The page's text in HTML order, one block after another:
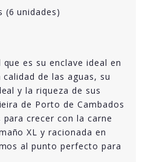
(6 unidades)
es su enclave ideal en
de las aguas, su
y la riqueza de sus
de Porto de Cambados
crecer con la carne
XL y racionada en
al punto perfecto para